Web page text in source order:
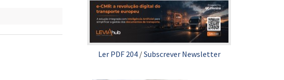
Ler PDF 204/Subscrever Newsletter